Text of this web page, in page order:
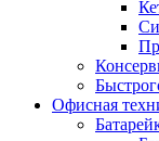
Офисная